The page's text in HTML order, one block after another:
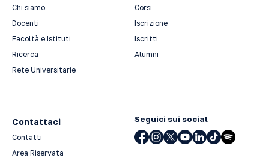
Chi siamo
Docenti
Facoltà e Istituti
Ricerca
Rete Universitarie
Corsi
Iscrizione
Iscritti
Alumni
Contattaci
Contatti
Area Riservata
Seguici sui social